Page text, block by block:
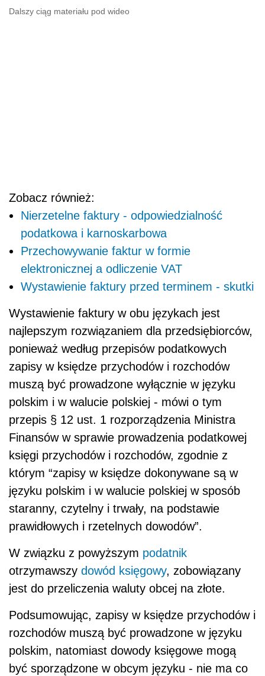
Dalszy ciąg materiału pod wideo
Zobacz również:
Nierzetelne faktury - odpowiedzialność
podatkowa i karnoskarbowa
Przechowywanie faktur w formie
elektronicznej a odliczenie VAT
Wystawienie faktury przed terminem - skutki
Wystawienie faktury w obu językach jest
najlepszym rozwiązaniem dla przedsiębiorców,
ponieważ według przepisów podatkowych
zapisy w księdze przychodów i rozchodów
muszą być prowadzone wyłącznie w języku
polskim i w walucie polskiej - mówi o tym
przepis § 12 ust. 1 rozporządzenia Ministra
Finansów w sprawie prowadzenia podatkowej
księgi przychodów i rozchodów, zgodnie z
którym “zapisy w księdze dokonywane są w
języku polskim i w walucie polskiej w sposób
staranny, czytelny i trwały, na podstawie
prawidłowych i rzetelnych dowodów”.
W związku z powyższym podatnik
otrzymawszy dowód księgowy, zobowiązany
jest do przeliczenia waluty obcej na złote.
Podsumowując, zapisy w księdze przychodów i
rozchodów muszą być prowadzone w języku
polskim, natomiast dowody księgowe mogą
być sporządzone w obcym języku - nie ma co